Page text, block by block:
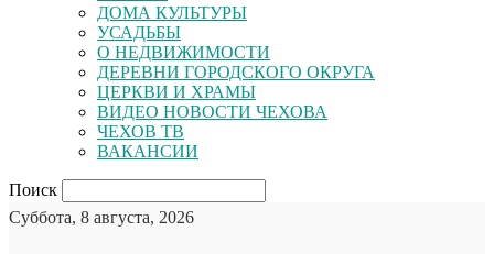
ДОМА КУЛЬТУРЫ
УСАДЬБЫ
О НЕДВИЖИМОСТИ
ДЕРЕВНИ ГОРОДСКОГО ОКРУГА
ЦЕРКВИ И ХРАМЫ
ВИДЕО НОВОСТИ ЧЕХОВА
ЧЕХОВ ТВ
ВАКАНСИИ
Поиск
Суббота, 8 августа, 2026